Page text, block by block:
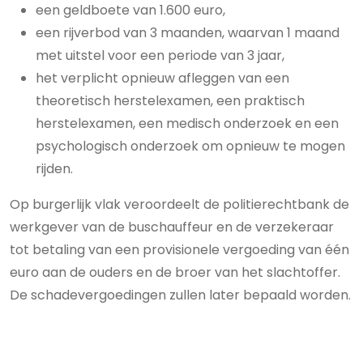
een geldboete van 1.600 euro,
een rijverbod van 3 maanden, waarvan 1 maand
met uitstel voor een periode van 3 jaar,
het verplicht opnieuw afleggen van een
theoretisch herstelexamen, een praktisch
herstelexamen, een medisch onderzoek en een
psychologisch onderzoek om opnieuw te mogen
rijden.
Op burgerlijk vlak veroordeelt de politierechtbank de
werkgever van de buschauffeur en de verzekeraar
tot betaling van een provisionele vergoeding van één
euro aan de ouders en de broer van het slachtoffer.
De schadevergoedingen zullen later bepaald worden.